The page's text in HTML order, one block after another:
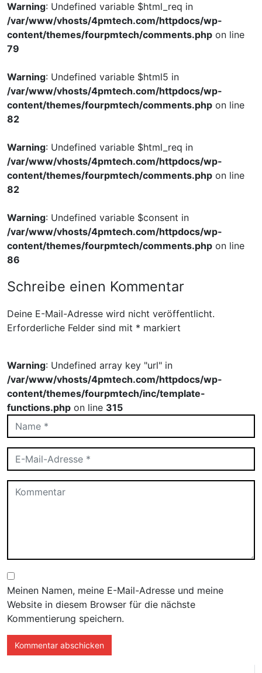
Warning: Undefined variable $html_req in
/var/www/vhosts/4pmtech.com/httpdocs/wp-
content/themes/fourpmtech/comments.php on line
79
Warning: Undefined variable $html5 in
/var/www/vhosts/4pmtech.com/httpdocs/wp-
content/themes/fourpmtech/comments.php on line
82
Warning: Undefined variable $html_req in
/var/www/vhosts/4pmtech.com/httpdocs/wp-
content/themes/fourpmtech/comments.php on line
82
Warning: Undefined variable $consent in
/var/www/vhosts/4pmtech.com/httpdocs/wp-
content/themes/fourpmtech/comments.php on line
86
Schreibe einen Kommentar
Deine E-Mail-Adresse wird nicht veröffentlicht.
Erforderliche Felder sind mit * markiert
Warning: Undefined array key "url" in
/var/www/vhosts/4pmtech.com/httpdocs/wp-
content/themes/fourpmtech/inc/template-
functions.php on line 315
Meinen Namen, meine E-Mail-Adresse und meine
Website in diesem Browser für die nächste
Kommentierung speichern.